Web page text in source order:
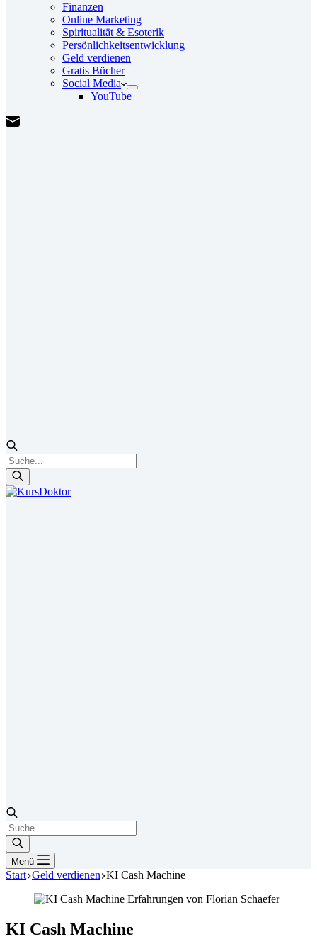
Finanzen
Online Marketing
Spiritualität & Esoterik
Persönlichkeitsentwicklung
Geld verdienen
Gratis Bücher
Social Media
YouTube
Products
search
Products
search
Menü
Start Geld verdienen KI Cash Machine
KI Cash Machine